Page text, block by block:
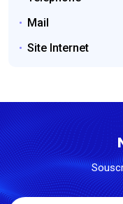
Mail
Site Internet